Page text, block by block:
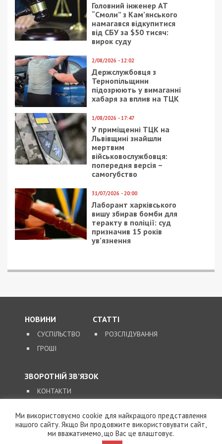
Головний інженер АТ
“Смоли” з Кам’янського
намагався відкупитися
від СБУ за $50 тисяч:
вирок суду
2/08/2026 - 12:02
Держслужбовця з
Тернопільщини
підозрюють у вимаганні
хабаря за вплив на ТЦК
1/08/2026 - 17:47
У приміщенні ТЦК на
Львівщині знайшли
мертвим
військовослужбовця:
попередня версія –
самогубство
31/07/2026 - 20:00
Лаборант харківського
вишу збирав бомби для
теракту в поліції: суд
призначив 15 років
ув’язнення
НОВИНИ
СУСПІЛЬСТВО
ГРОШІ
СТАТТІ
РОЗСЛІДУВАННЯ
ЗВОРОТНІЙ ЗВ’ЯЗОК
КОНТАКТИ
SUPPORT@49000.COM.UA
Ми використовуємо cookie для найкращого представлення
нашого сайту. Якщо Ви продовжите використовувати сайт,
ми вважатимемо, що Вас це влаштовує.